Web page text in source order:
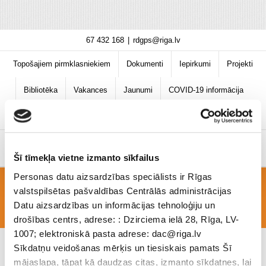
Šī tīmekļa vietne izmanto sīkfailus
Personas datu aizsardzības speciālists ir Rīgas
valstspilsētas pašvaldības Centrālās administrācijas
Datu aizsardzības un informācijas tehnoloģiju un
drošības centrs, adrese: : Dzirciema ielā 28, Rīga, LV-
1007; elektroniskā pasta adrese: dac@riga.lv
Sīkdatņu veidošanas mērķis un tiesiskais pamats Šī
mājaslapa, tāpat kā daudzas citas, izmanto sīkdatnes, lai
content
67 432 168 rdgps@riga.lv
Topošajiem pirmklasniekiem Dokumenti Iepirkumi Projekti
Bibliotēka Vakances Jaunumi COVID-19 informācija
skola jura